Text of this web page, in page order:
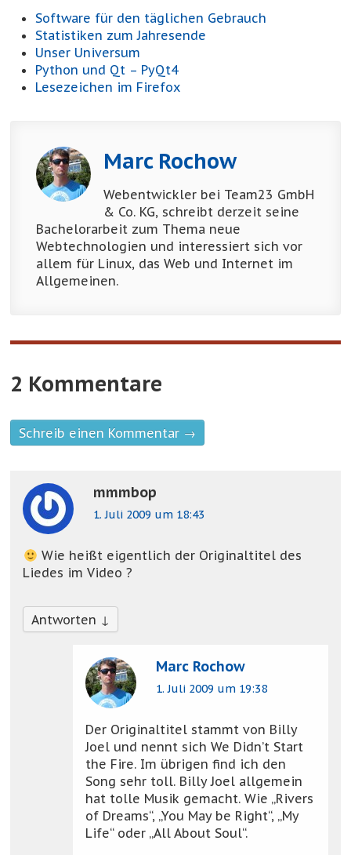
Software für den täglichen Gebrauch
Statistiken zum Jahresende
Unser Universum
Python und Qt – PyQt4
Lesezeichen im Firefox
Marc Rochow
Webentwickler bei Team23 GmbH
& Co. KG, schreibt derzeit seine
Bachelorarbeit zum Thema neue
Webtechnologien und interessiert sich vor
allem für Linux, das Web und Internet im
Allgemeinen.
2 Kommentare
Schreib einen Kommentar →
mmmbop
1. Juli 2009 um 18:43
Wie heißt eigentlich der Originaltitel des
Liedes im Video ?
Antworten ↓
Marc Rochow
1. Juli 2009 um 19:38
Der Originaltitel stammt von Billy
Joel und nennt sich We Didn’t Start
the Fire. Im übrigen find ich den
Song sehr toll. Billy Joel allgemein
hat tolle Musik gemacht. Wie „Rivers
of Dreams“, „You May be Right“, „My
Life“ oder „All About Soul“.